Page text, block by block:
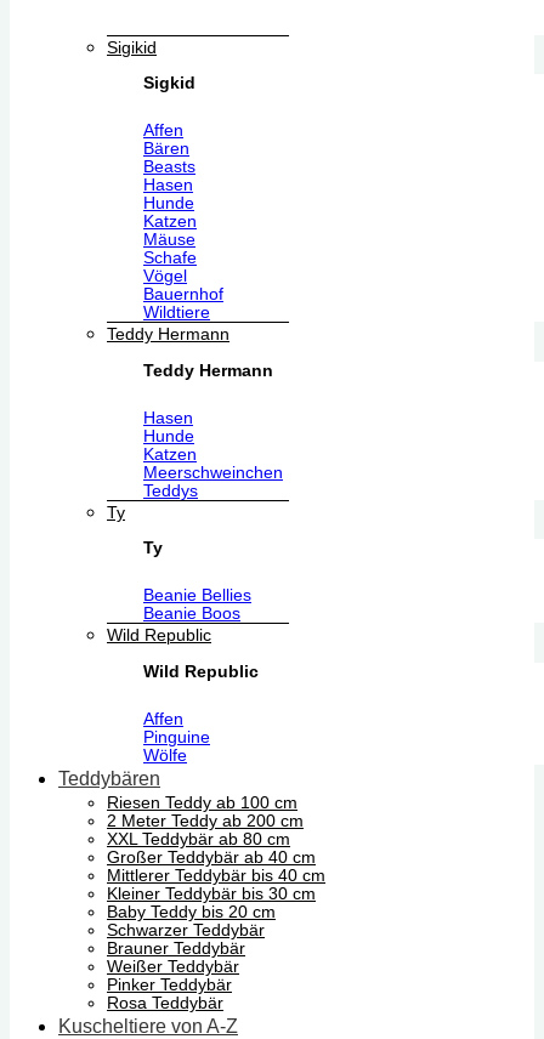
Sigikid
Sigkid
Affen
Bären
Beasts
Hasen
Hunde
Katzen
Mäuse
Schafe
Vögel
Bauernhof
Wildtiere
Teddy Hermann
Teddy Hermann
Hasen
Hunde
Katzen
Meerschweinchen
Teddys
Ty
Ty
Beanie Bellies
Beanie Boos
Wild Republic
Wild Republic
Affen
Pinguine
Wölfe
Teddybären
Riesen Teddy ab 100 cm
2 Meter Teddy ab 200 cm
XXL Teddybär ab 80 cm
Großer Teddybär ab 40 cm
Mittlerer Teddybär bis 40 cm
Kleiner Teddybär bis 30 cm
Baby Teddy bis 20 cm
Schwarzer Teddybär
Brauner Teddybär
Weißer Teddybär
Pinker Teddybär
Rosa Teddybär
Kuscheltiere von A-Z